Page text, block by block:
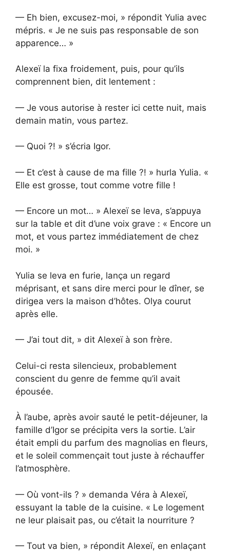
— Eh bien, excusez-moi, » répondit Yulia avec
mépris. « Je ne suis pas responsable de son
apparence… »
Alexeï la fixa froidement, puis, pour qu’ils
comprennent bien, dit lentement :
— Je vous autorise à rester ici cette nuit, mais
demain matin, vous partez.
— Quoi ?! » s’écria Igor.
— Et c’est à cause de ma fille ?! » hurla Yulia. «
Elle est grosse, tout comme votre fille !
— Encore un mot… » Alexeï se leva, s’appuya
sur la table et dit d’une voix grave : « Encore un
mot, et vous partez immédiatement de chez
moi. »
Yulia se leva en furie, lança un regard
méprisant, et sans dire merci pour le dîner, se
dirigea vers la maison d’hôtes. Olya courut
après elle.
— J’ai tout dit, » dit Alexeï à son frère.
Celui-ci resta silencieux, probablement
conscient du genre de femme qu’il avait
épousée.
À l’aube, après avoir sauté le petit-déjeuner, la
famille d’Igor se précipita vers la sortie. L’air
était empli du parfum des magnolias en fleurs,
et le soleil commençait tout juste à réchauffer
l’atmosphère.
— Où vont-ils ? » demanda Véra à Alexeï,
essuyant la table de la cuisine. « Le logement
ne leur plaisait pas, ou c’était la nourriture ?
— Tout va bien, » répondit Alexeï, en enlaçant